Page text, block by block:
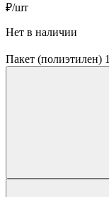
₽/шт
Нет в наличии
Пакет